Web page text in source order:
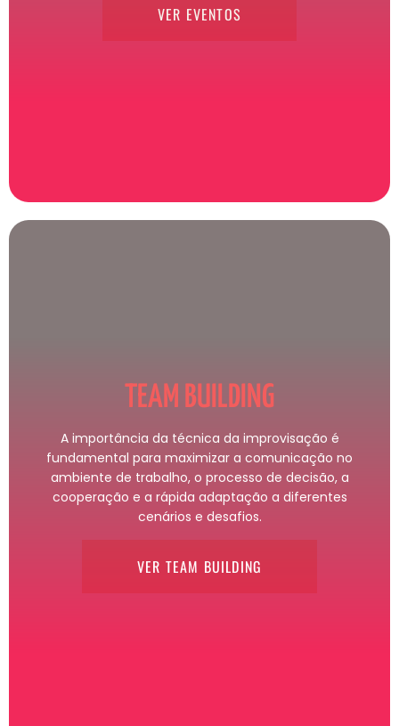
VER EVENTOS
TEAM BUILDING
A importância da técnica da improvisação é
fundamental para maximizar a comunicação no
ambiente de trabalho, o processo de decisão, a
cooperação e a rápida adaptação a diferentes
cenários e desafios.
VER TEAM BUILDING